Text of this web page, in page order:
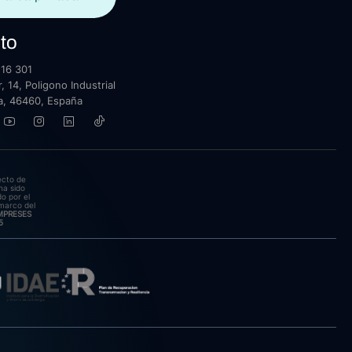
301
14, Poligono Industrial
46460, España
de
sido
por el
del